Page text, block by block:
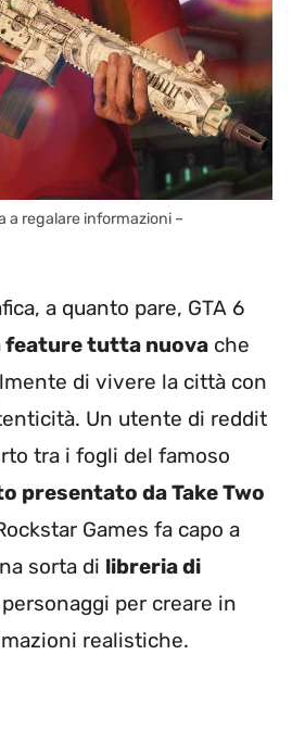
a regalare informazioni –
a quanto pare, GTA 6
feature tutta nuova che
di vivere la città con
Un utente di reddit
tra i fogli del famoso
presentato da Take Two
Games fa capo a
sorta di libreria di
per creare in
realistiche.